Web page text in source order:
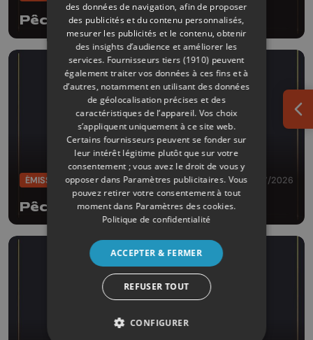
Pêche d'enfer
ÉMISSIONS 28/07/2026
Pêche d'enfer
des données de navigation, afin de proposer
des publicités et du contenu personnalisés,
mesurer les publicités et le contenu, obtenir
des insights d’audience et améliorer les
services. Fournisseurs tiers (1910) peuvent
également traiter vos données à ces fins et à
d’autres, notamment en utilisant des données
de géolocalisation précises et des
caractéristiques de l’appareil. Vos choix
s’appliquent uniquement à ce site web.
Certains fournisseurs peuvent se fonder sur
leur intérêt légitime plutôt que sur votre
consentement ; vous avez le droit de vous y
opposer dans Paramètres publicitaires. Vous
pouvez retirer votre consentement à tout
moment dans Paramètres des cookies.
Politique de confidentialité
ACCEPTER & FERMER
REFUSER TOUT
CONFIGURER